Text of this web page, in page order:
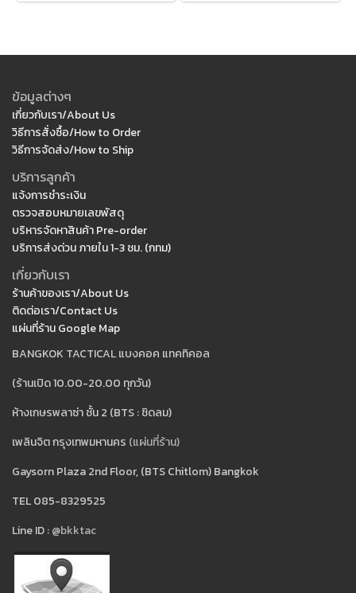
ข้อมูลต่างๆ
เกี่ยวกับเรา/About Us
วิธีการสั่งซื้อ/How to Order
วิธีการจัดส่ง/How to Ship
บริการลูกค้า
แจ้งการชำระเงิน
ตรวจสอบหมายเลขพัสดุ
บริหารจัดหาสินค้า Pre-order
บริการส่งด่วน ภายใน 1-3 ชม. (กทม)
เกี่ยวกับเรา
ร้านค้าของเรา/About Us
ติดต่อเรา/Contact Us
แผ่นที่ร้าน Google Map
BANGKOK TACTICAL แบงคอค แทคทิคอล
(ร้านเปิด 10.00-20.00 ทุกวัน)
ห้างเกษรพลาซ่า ชั้น 2 (BTS : ชิดลม)
เพลินจิต กรุงเทพมหานคร (แผ่นที่ร้าน)
Gaysorn Plaza 2nd Floor, (BTS Chitlom) Bangkok
TEL 085-8329525
Line ID :@bkktac